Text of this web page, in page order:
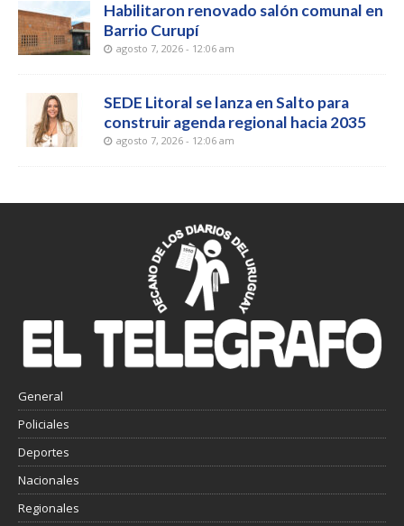
Habilitaron renovado salón comunal en
Barrio Curupí
agosto 7, 2026 - 12:06 am
SEDE Litoral se lanza en Salto para
construir agenda regional hacia 2035
agosto 7, 2026 - 12:06 am
General
Policiales
Deportes
Nacionales
Regionales